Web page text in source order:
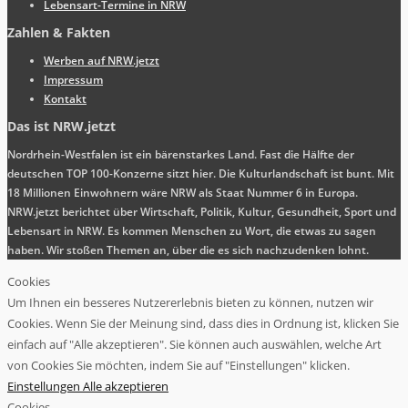
Lebensart-Termine in NRW
Zahlen & Fakten
Werben auf NRW.jetzt
Impressum
Kontakt
Das ist NRW.jetzt
Nordrhein-Westfalen ist ein bärenstarkes Land. Fast die Hälfte der
deutschen TOP 100-Konzerne sitzt hier. Die Kulturlandschaft ist bunt. Mit
18 Millionen Einwohnern wäre NRW als Staat Nummer 6 in Europa.
NRW.jetzt berichtet über Wirtschaft, Politik, Kultur, Gesundheit, Sport und
Lebensart in NRW. Es kommen Menschen zu Wort, die etwas zu sagen
haben. Wir stoßen Themen an, über die es sich nachzudenken lohnt.
Cookies
Um Ihnen ein besseres Nutzererlebnis bieten zu können, nutzen wir
Cookies. Wenn Sie der Meinung sind, dass dies in Ordnung ist, klicken Sie
einfach auf "Alle akzeptieren". Sie können auch auswählen, welche Art
von Cookies Sie möchten, indem Sie auf "Einstellungen" klicken.
Einstellungen Alle akzeptieren